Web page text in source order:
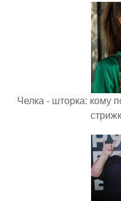
Челка - шторка: кому